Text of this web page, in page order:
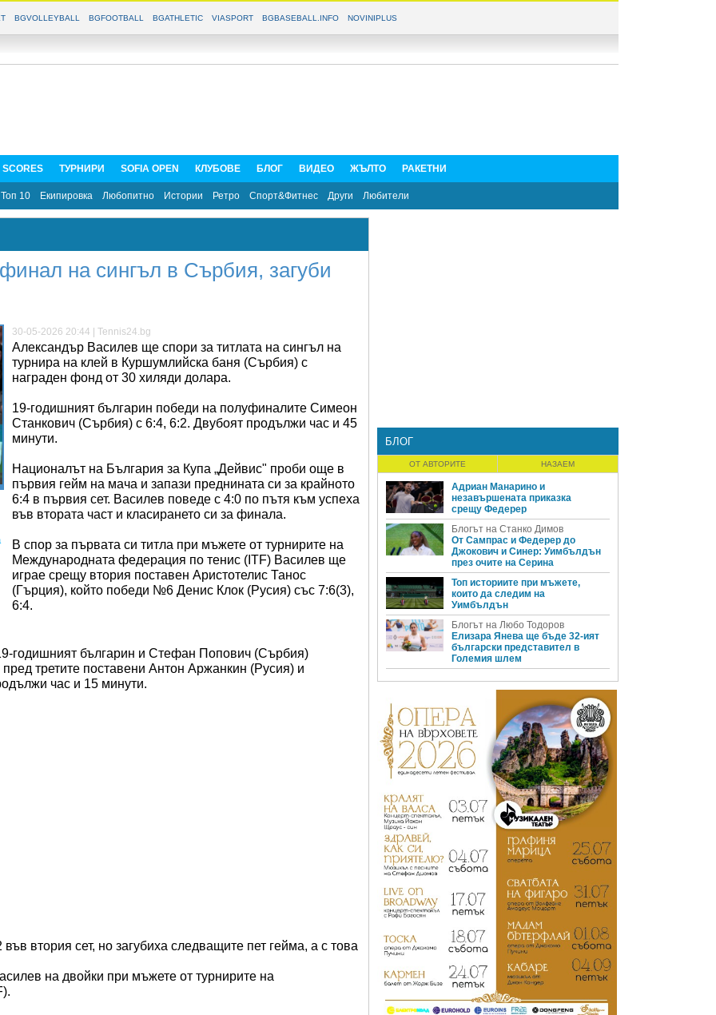
BGVOLLEYBALL BGFOOTBALL BGATHLETIC VIASPORT BGBASEBALL.INFO NOVINIPLUS
SCORES ТУРНИРИ SOFIA OPEN КЛУБОВЕ БЛОГ ВИДЕО ЖЪЛТО РАКЕТНИ
Топ 10 Екипировка Любопитно Истории Ретро Спорт&Фитнес Други Любители
на сингъл в Сърбия, загуби
30-05-2026 20:44 | Tennis24.bg
Александър Василев ще спори за титлата на сингъл на
турнира на клей в Куршумлийска баня (Сърбия) с
награден фонд от 30 хиляди долара.
19-годишният българин победи на полуфиналите Симеон
Станкович (Сърбия) с 6:4, 6:2. Двубоят продължи час и 45
минути.
Националът на България за Купа „Дейвис" проби още в
първия гейм на мача и запази преднината си за крайното
6:4 в първия сет. Василев поведе с 4:0 по пътя към успеха
във втората част и класирането си за финала.
В спор за първата си титла при мъжете от турнирите на
Международната федерация по тенис (ITF) Василев ще
играе срещу втория поставен Аристотелис Танос
(Гърция), който победи №6 Денис Клок (Русия) със 7:6(3),
6:4.
годишният българин и Стефан Попович (Сърбия)
третите поставени Антон Аржанкин (Русия) и
час и 15 минути.
втория сет, но загубиха следващите пет гейма, а с това
на двойки при мъжете от турнирите на
БЛОГ
ОТ АВТОРИТЕ НАЗАЕМ
Адриан Манарино и
незавършената приказка
срещу Федерер
Блогът на Станко Димов
От Сампрас и Федерер до
Джокович и Синер: Уимбълдън
през очите на Серина
Топ историите при мъжете,
които да следим на
Уимбълдън
Блогът на Любо Тодоров
Елизара Янева ще бъде 32-ият
български представител в
Големия шлем